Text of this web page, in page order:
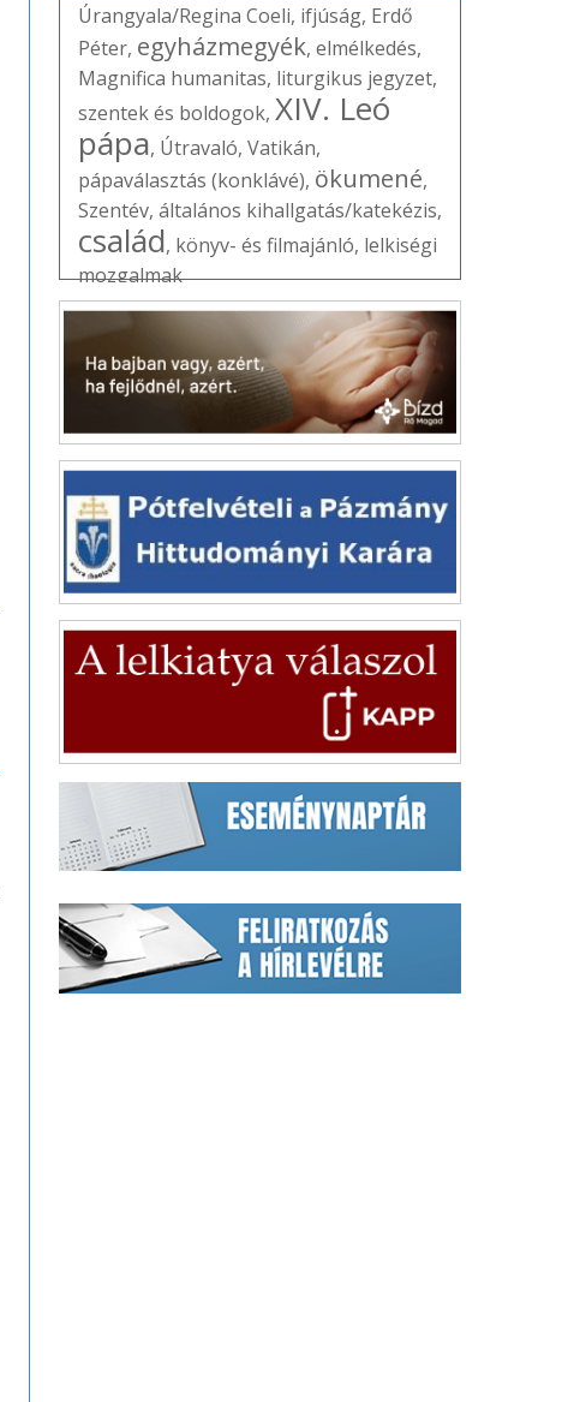
Úrangyala/Regina Coeli, ifjúság, Erdő
Péter, egyházmegyék, elmélkedés,
Magnifica humanitas, liturgikus jegyzet,
szentek és boldogok, XIV. Leó
pápa, Útravaló, Vatikán,
pápaválasztás (konklávé), ökumené,
Szentév, általános kihallgatás/katekézis,
család, könyv- és filmajánló, lelkiségi
mozgalmak